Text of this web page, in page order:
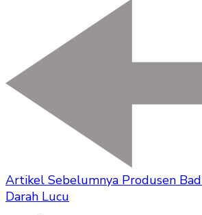
Artikel Sebelumnya Produsen
Darah Lucu